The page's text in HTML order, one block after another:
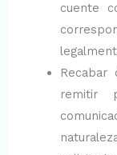
cuente
remitir